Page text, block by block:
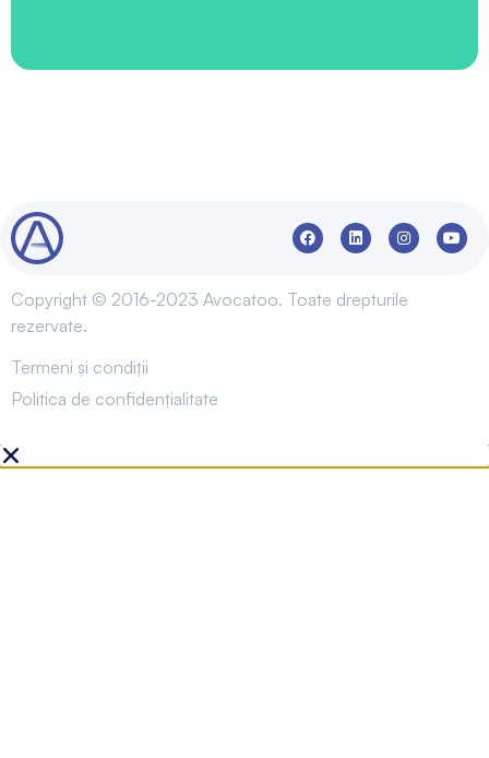
Copyright © 2016-2023 Avocatoo. Toate drepturile
rezervate.
Termeni și condiții
Politica de confidențialitate